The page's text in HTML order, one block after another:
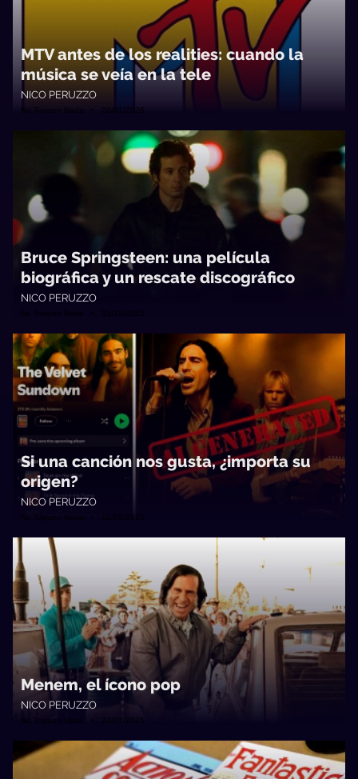
MTV antes de los realities: cuando la
música se veía en la tele
NICO PERUZZO
No Toquen Nada • 20/01/2026
Bruce Springsteen: una película
biográfica y un rescate discográfico
NICO PERUZZO
No Toquen Nada • 31/10/2025
Si una canción nos gusta, ¿importa su
origen?
NICO PERUZZO
No Toquen Nada • 12/09/2025
Menem, el ícono pop
NICO PERUZZO
No Toquen Nada • 22/07/2025